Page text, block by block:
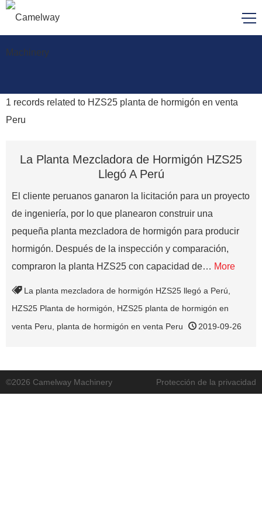
1 records related to HZS25 planta de hormigón en venta
Peru
La Planta Mezcladora de Hormigón HZS25
Llegó A Perú
El cliente peruanos ganaron la licitación para un proyecto
de ingeniería, por lo que planearon construir una
pequeña planta mezcladora de hormigón para producir
hormigón. Después de la inspección y comparación,
compraron la planta HZS25 con capacidad de… More
La planta mezcladora de hormigón HZS25 llegó a Perú
HZS25 Planta de hormigón
HZS25 planta de hormigón en
venta Peru
planta de hormigón en venta Peru 2019-09-26
©2026 Camelway Machinery Protección de la privacidad